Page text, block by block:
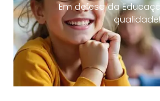
Em defesa da
qualidade!